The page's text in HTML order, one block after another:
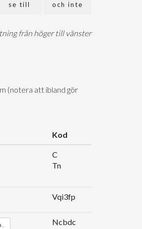
och inte
se till
från höger till vänster
(notera att ibland gör
Kod
C
Tn
Vqi3fp
Ncbdc